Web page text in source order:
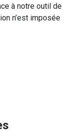
à notre outil de
n’est imposée